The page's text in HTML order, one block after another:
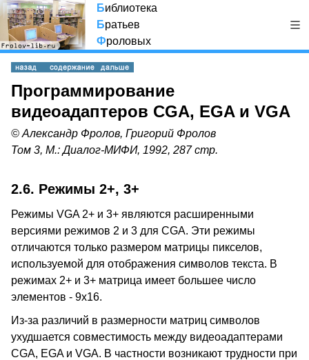
Библиотека
Братьев
Фроловых
Программирование
видеоадаптеров CGA, EGA и VGA
© Александр Фролов, Григорий Фролов
Том 3, М.: Диалог-МИФИ, 1992, 287 стр.
2.6. Режимы 2+, 3+
Режимы VGA 2+ и 3+ являются расширенными
версиями режимов 2 и 3 для CGA. Эти режимы
отличаются только размером матрицы пикселов,
используемой для отображения символов текста. В
режимах 2+ и 3+ матрица имеет большее число
элементов - 9х16.
Из-за различий в размерности матриц символов
ухудшается совместимость между видеоадаптерами
CGA, EGA и VGA. В частности возникают трудности при